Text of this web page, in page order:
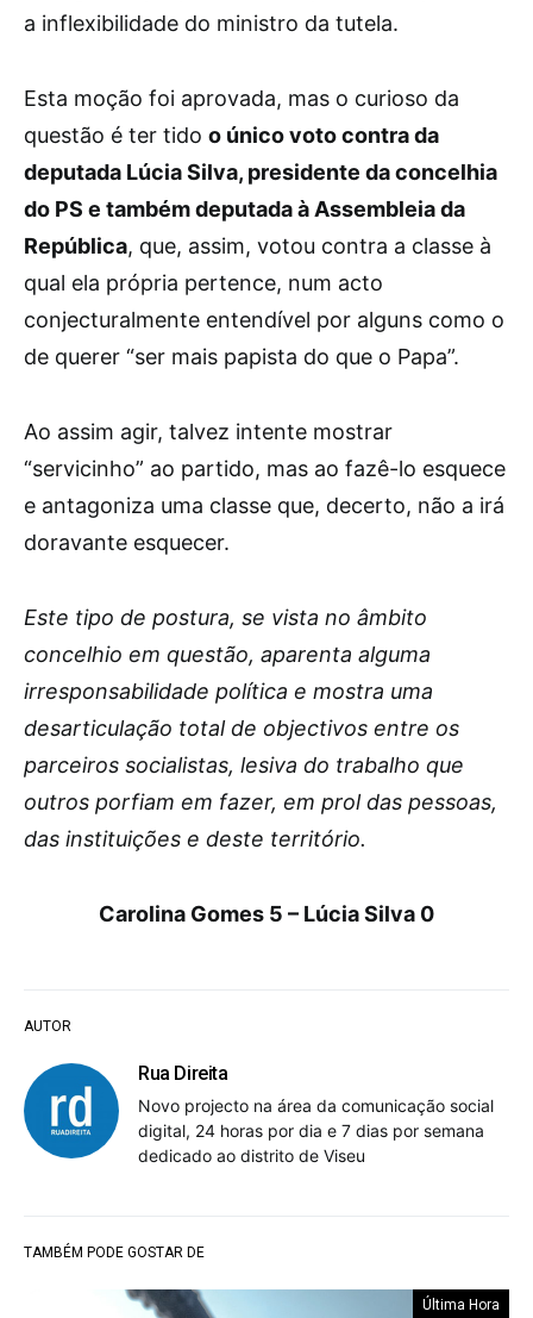
AUTOR
Rua Direita
Novo projecto na área da comunicação social
digital, 24 horas por dia e 7 dias por semana
dedicado ao distrito de Viseu
a inflexibilidade do ministro da tutela.
Esta moção foi aprovada, mas o curioso da
questão é ter tido o único voto contra da
deputada Lúcia Silva, presidente da concelhia
do PS e também deputada à Assembleia da
República, que, assim, votou contra a classe à
qual ela própria pertence, num acto
conjecturalmente entendível por alguns como o
de querer “ser mais papista do que o Papa”.
Ao assim agir, talvez intente mostrar
“servicinho” ao partido, mas ao fazê-lo esquece
e antagoniza uma classe que, decerto, não a irá
doravante esquecer.
Este tipo de postura, se vista no âmbito
concelhio em questão, aparenta alguma
irresponsabilidade política e mostra uma
desarticulação total de objectivos entre os
parceiros socialistas, lesiva do trabalho que
outros porfiam em fazer, em prol das pessoas,
das instituições e deste território.
Carolina Gomes 5 – Lúcia Silva 0
TAMBÉM PODE GOSTAR DE
Última Hora